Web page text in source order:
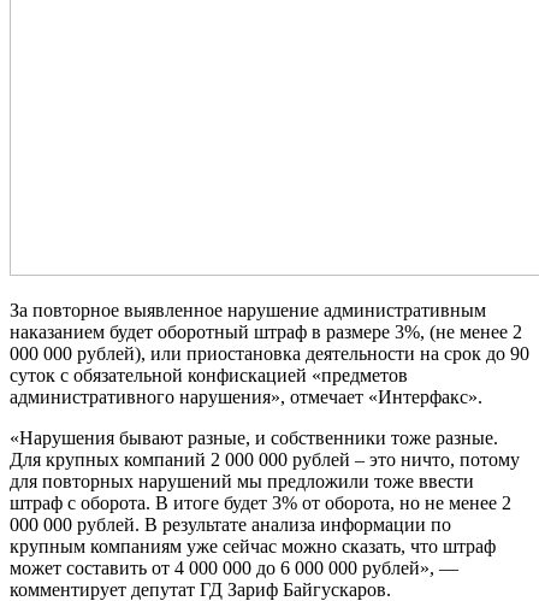
За повторное выявленное нарушение административным
наказанием будет оборотный штраф в размере 3%, (не менее 2
000 000 рублей), или приостановка деятельности на срок до 90
суток с обязательной конфискацией «предметов
административного нарушения», отмечает «Интерфакс».
«Нарушения бывают разные, и собственники тоже разные.
Для крупных компаний 2 000 000 рублей – это ничто, потому
для повторных нарушений мы предложили тоже ввести
штраф с оборота. В итоге будет 3% от оборота, но не менее 2
000 000 рублей. В результате анализа информации по
крупным компаниям уже сейчас можно сказать, что штраф
может составить от 4 000 000 до 6 000 000 рублей», —
комментирует депутат ГД Зариф Байгускаров.